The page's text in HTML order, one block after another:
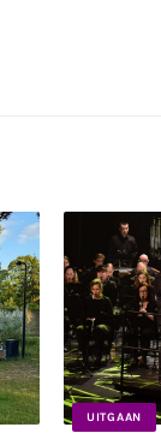
UITGAAN